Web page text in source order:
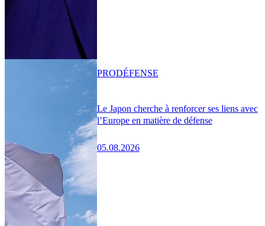
Le Japon cherche à renforcer ses liens avec
l’Europe en matière de défense
05.08.2026
PRODÉFENSE